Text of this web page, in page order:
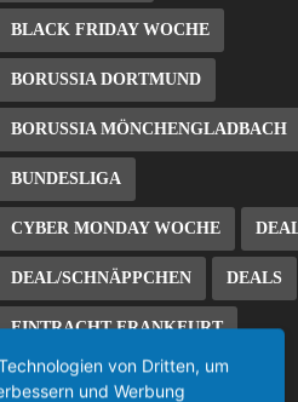
BLACK FRIDAY WOCHE
BORUSSIA DORTMUND
BORUSSIA MÖNCHENGLADBACH
BUNDESLIGA
CYBER MONDAY WOCHE
DEAL/SCHNÄPPCHEN DEALS
EINTRACHT FRANKFURT
ES FILE EXPLORER
von Dritten, um
und Werbung